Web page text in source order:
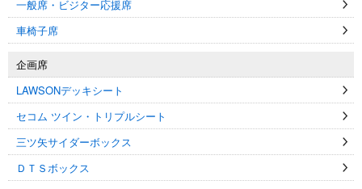
一般席・ビジター応援席
車椅子席
企画席
LAWSONデッキシート
セコム ツイン・トリプルシート
三ツ矢サイダーボックス
ＤＴＳボックス